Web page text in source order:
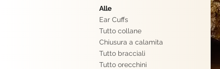
Alle
Ear Cuffs
Tutto collane
Chiusura a calamita
Tutto bracciali
Tutto orecchini